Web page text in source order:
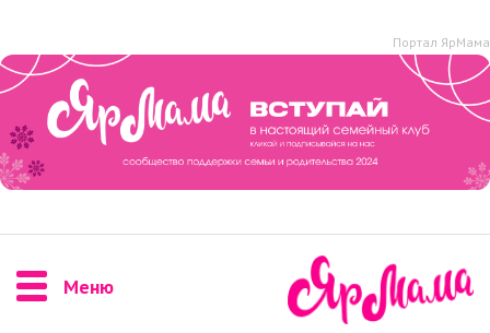
Портал ЯрМама
Меню